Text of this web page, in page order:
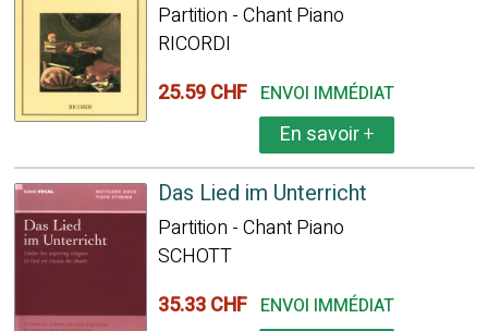
Partition - Chant Piano
RICORDI
25.59 CHF ENVOI IMMÉDIAT
En savoir+
Das Lied im Unterricht
Partition - Chant Piano
SCHOTT
35.33 CHF ENVOI IMMÉDIAT